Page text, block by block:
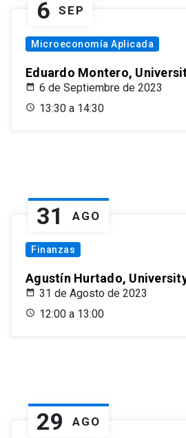
6 SEP
Microeconomía Aplicada
Eduardo Montero,
6 de Septiembre de 2023
13:30 a 14:30
31 AGO
Finanzas
Agustín Hurtado,
31 de Agosto de 2023
12:00 a 13:00
29 AGO